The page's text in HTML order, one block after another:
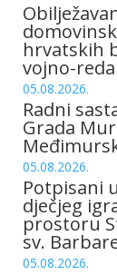
hrvatskih
vojno-
05.08.2026.
Radni
Grada
05.08.2026.
Potpisani
dječjeg
prostoru
sv.
05.08.2026.